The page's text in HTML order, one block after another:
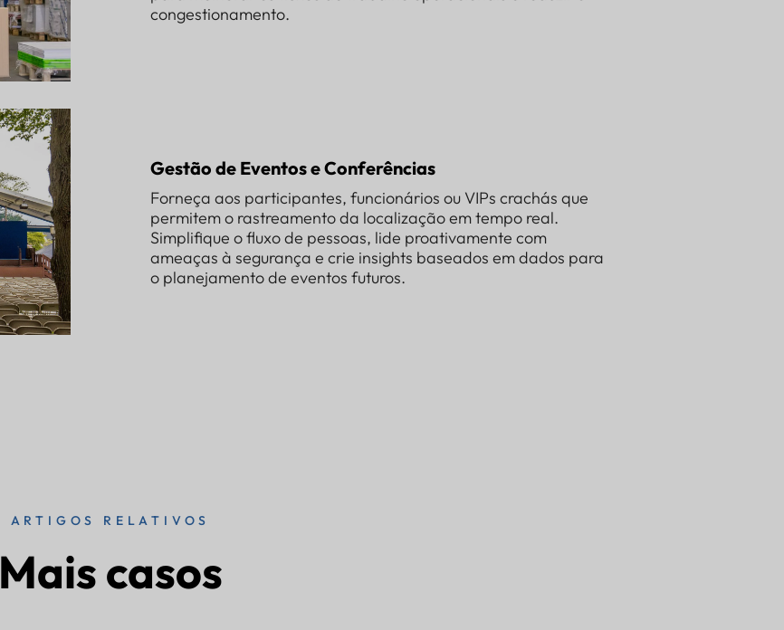
congestionamento.
Gestão de Eventos e Conferências
Forneça aos participantes, funcionários ou VIPs crachás que
permitem o rastreamento da localização em tempo real.
Simplifique o fluxo de pessoas, lide proativamente com
ameaças à segurança e crie insights baseados em dados para
o planejamento de eventos futuros.
ARTIGOS RELATIVOS
Mais casos